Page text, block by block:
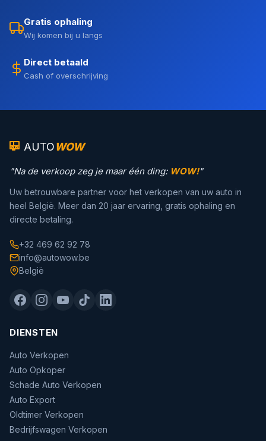
Gratis ophaling
Wij komen bij u langs
Direct betaald
Cash of overschrijving
AUTOWOW
"Na de verkoop zeg je maar één ding: WOW!"
Uw betrouwbare partner voor het verkopen van uw auto in
heel België. Meer dan 20 jaar ervaring, gratis ophaling en
directe betaling.
+32 469 62 92 78
info@autowow.be
België
DIENSTEN
Auto Verkopen
Auto Opkoper
Schade Auto Verkopen
Auto Export
Oldtimer Verkopen
Bedrijfswagen Verkopen